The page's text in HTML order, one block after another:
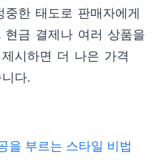
한 태도로 판매자에게
현금 결제나 여러 상품을
시하면 더 나은 가격
다.
을 부르는 스타일 비법